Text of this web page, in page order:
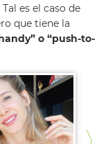
Tal es el caso de
que tiene la
o “push-to-